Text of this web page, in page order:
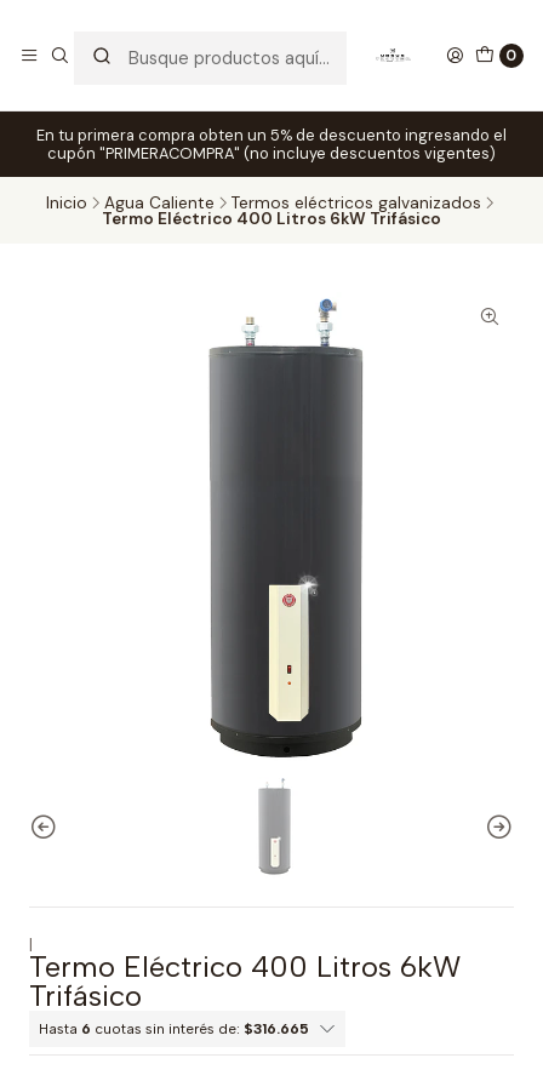
0
En tu primera compra obten un 5% de descuento ingresando el
cupón "PRIMERACOMPRA" (no incluye descuentos vigentes)
Inicio Agua Caliente Termos eléctricos galvanizados
Termo Eléctrico 400 Litros 6kW Trifásico
|
Termo Eléctrico 400 Litros 6kW
Trifásico
Hasta 6 cuotas sin interés de: $316.665